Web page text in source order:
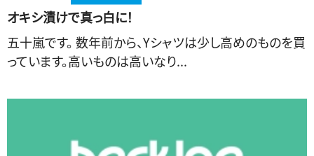
オキシ漬けで真っ白に！
五十嵐です。 数年前から、Yシャツは少し高めのものを買
っています。高いものは高いなり...